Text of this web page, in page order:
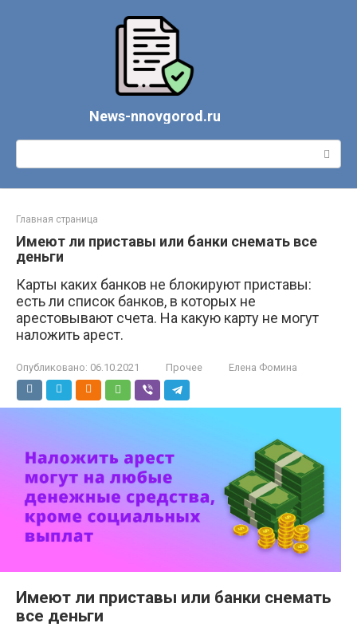
News-nnovgorod.ru
Поиск:
Главная страница
Имеют ли приставы или банки снемать все
деньги
Карты каких банков не блокируют приставы:
есть ли список банков, в которых не
арестовывают счета. На какую карту не могут
наложить арест.
Опубликовано: 06.10.2021 Прочее Елена Фомина
Имеют ли приставы или банки снемать
все деньги